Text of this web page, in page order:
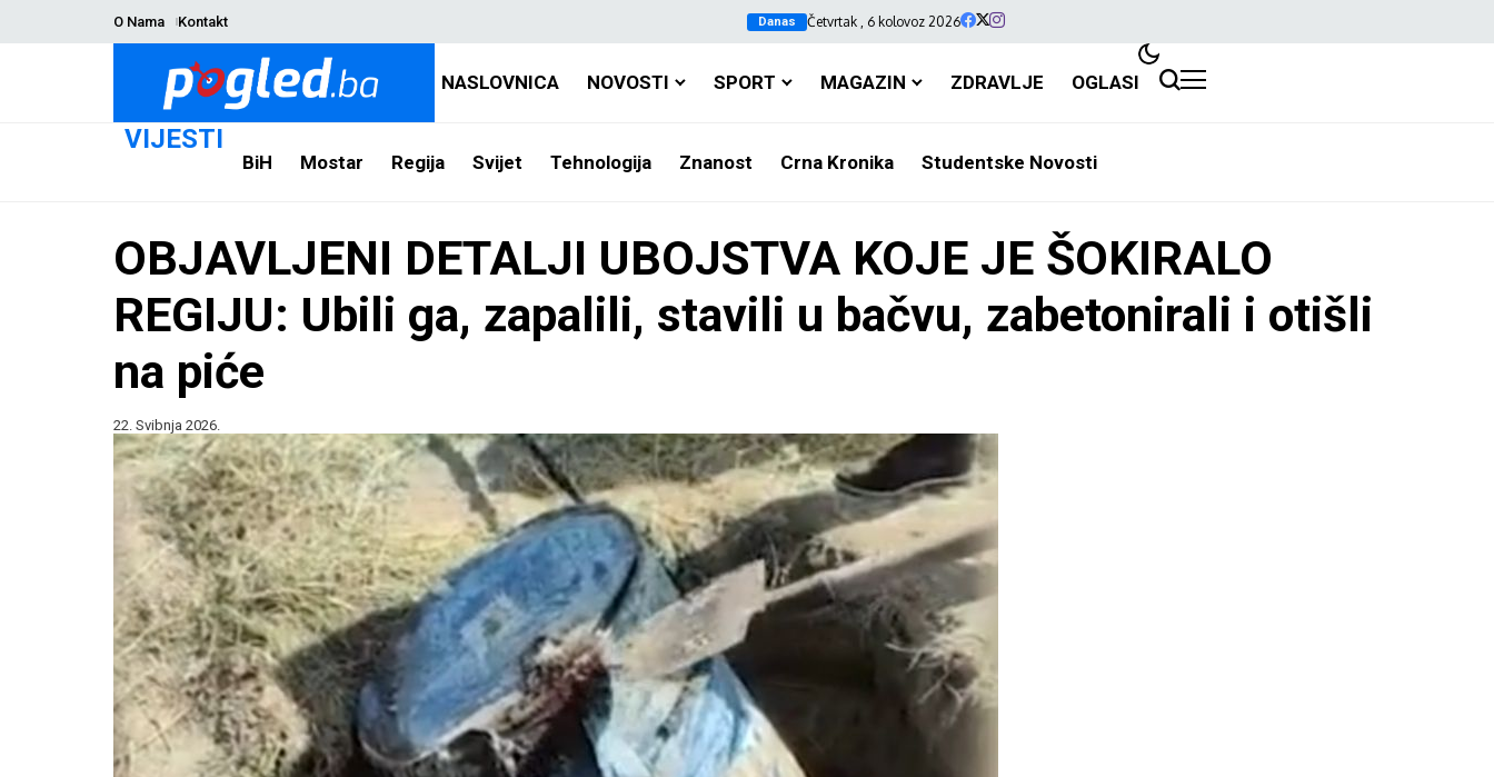
O Nama Kontakt Danas Četvrtak , 6 kolovoz 2026
NASLOVNICA NOVOSTI SPORT MAGAZIN ZDRAVLJE OGLASI
VIJESTI
BiH Mostar Regija Svijet Tehnologija Znanost Crna Kronika Studentske Novosti
OBJAVLJENI DETALJI UBOJSTVA KOJE JE ŠOKIRALO
REGIJU: Ubili ga, zapalili, stavili u bačvu, zabetonirali i otišli
na piće
22. Svibnja 2026.